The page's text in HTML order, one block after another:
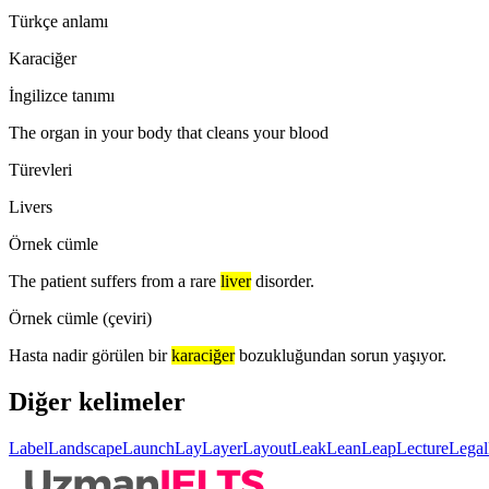
Türkçe anlamı
Karaciğer
İngilizce tanımı
The organ in your body that cleans your blood
Türevleri
Livers
Örnek cümle
The patient suffers from a rare liver disorder.
Örnek cümle (çeviri)
Hasta nadir görülen bir karaciğer bozukluğundan sorun yaşıyor.
Diğer kelimeler
LabelLandscapeLaunchLayLayerLayoutLeakLeanLeapLectureLegal